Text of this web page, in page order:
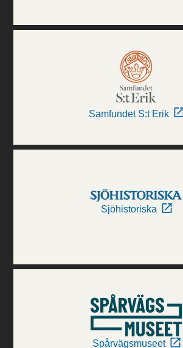
Samfundet S:t Erik
Sjöhistoriska
Spårvägsmuseet